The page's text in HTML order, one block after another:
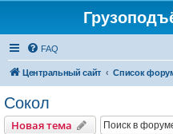
FAQ
Центральный сайт Список
Сокол
Новая тема